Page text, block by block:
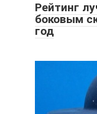
Рейтинг
боковым
год